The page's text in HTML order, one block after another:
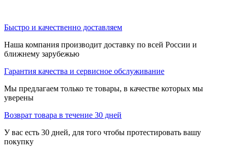
Быстро и качественно доставляем
Наша компания производит доставку по всей России и
ближнему зарубежью
Гарантия качества и сервисное обслуживание
Мы предлагаем только те товары, в качестве которых мы
уверены
Возврат товара в течение 30 дней
У вас есть 30 дней, для того чтобы протестировать вашу
покупку